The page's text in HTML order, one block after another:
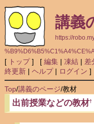
講義
https://
[ トップ] [ 編集| 凍結 | 差
終更新| ヘルプ| ログイン ]
Top/講義のページ/教材
出前授業などの教材†